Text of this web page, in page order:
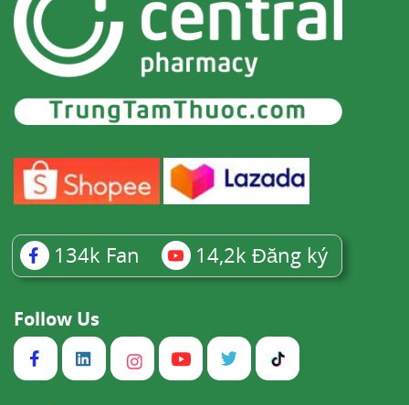
134k Fan 14,2k Đăng ký
Follow Us